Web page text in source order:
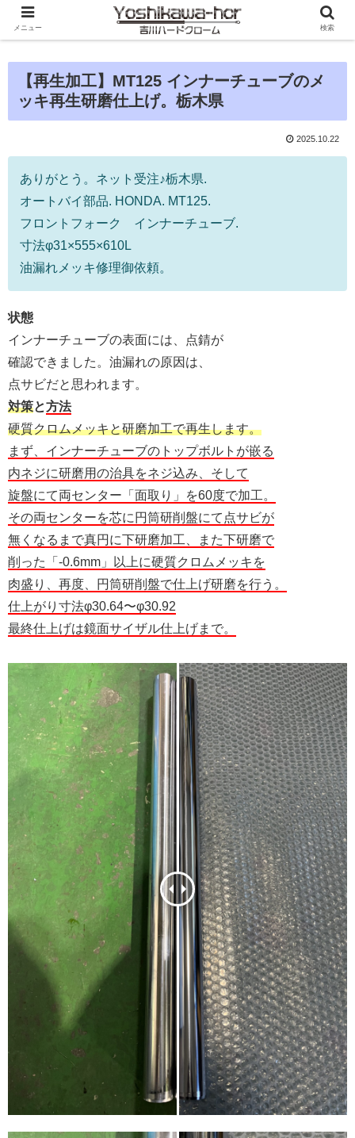
【再生加工】MT125 インナーチューブのメ
ッキ再生研磨仕上げ。栃木県
2025.10.22
ありがとう。ネット受注♪栃木県.
オートバイ部品. HONDA. MT125.
フロントフォーク インナーチューブ.
寸法φ31×555×610L
油漏れメッキ修理御依頼。
状態
インナーチューブの表面には、点錆が
確認できました。油漏れの原因は、
点サビだと思われます。
対策と方法
硬質クロムメッキと研磨加工で再生します。
まず、インナーチューブのトップボルトが嵌る
内ネジに研磨用の治具をネジ込み、そして
旋盤にて両センター「面取り」を60度で加工。
その両センターを芯に円筒研削盤にて点サビが
無くなるまで真円に下研磨加工、また下研磨で
削った「-0.6mm」以上に硬質クロムメッキを
肉盛り、再度、円筒研削盤で仕上げ研磨を行う。
仕上がり寸法φ30.64〜φ30.92
最終仕上げは鏡面サイザル仕上げまで。
メニュー 検索